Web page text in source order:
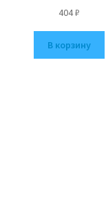
404₽
В корзину